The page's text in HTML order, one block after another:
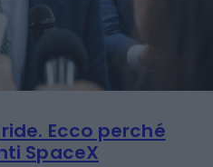
Ecco perché
SpaceX